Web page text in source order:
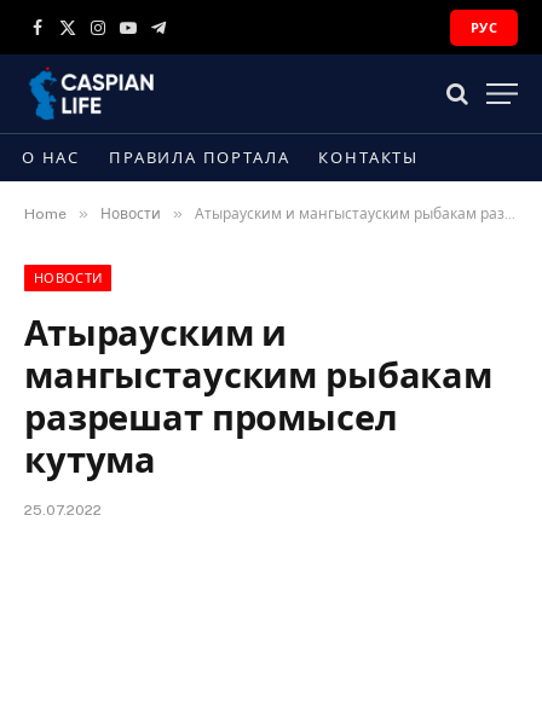
Facebook
X
Instagram
YouTubeTelegram
РУС
О НАС ПРАВИЛА ПОРТАЛА КОНТАКТЫ
Home » Новости » Атырауским и мангыстауским рыбакам разрешат промысел кутума
НОВОСТИ
Атырауским и
мангыстауским рыбакам
разрешат промысел
кутума
25.07.2022